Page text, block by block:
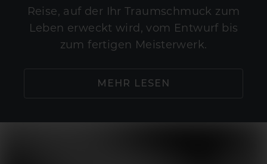
Reise, auf der Ihr Traumschmuck zum
Leben erweckt wird, vom Entwurf bis
zum fertigen Meisterwerk.
MEHR LESEN